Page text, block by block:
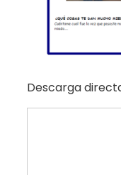
Descarga